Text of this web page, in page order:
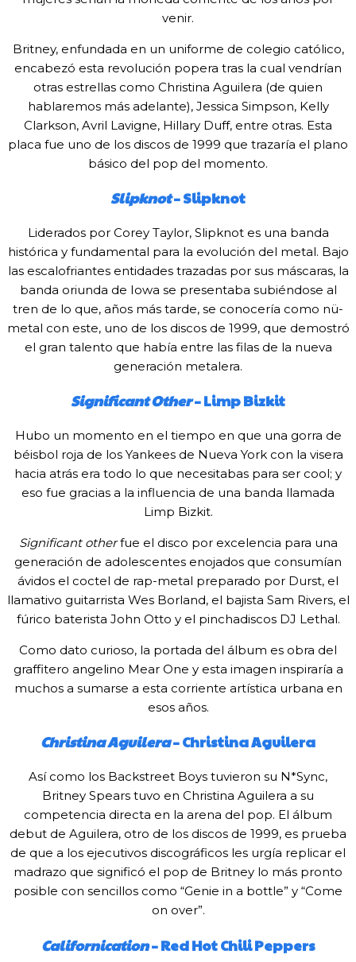
venir.
Britney, enfundada en un uniforme de colegio católico,
encabezó esta revolución popera tras la cual vendrían
otras estrellas como Christina Aguilera (de quien
hablaremos más adelante), Jessica Simpson, Kelly
Clarkson, Avril Lavigne, Hillary Duff, entre otras. Esta
placa fue uno de los discos de 1999 que trazaría el plano
básico del pop del momento.
Slipknot– Slipknot
Liderados por Corey Taylor, Slipknot es una banda
histórica y fundamental para la evolución del metal. Bajo
las escalofriantes entidades trazadas por sus máscaras, la
banda oriunda de Iowa se presentaba subiéndose al
tren de lo que, años más tarde, se conocería como nü-
metal con este, uno de los discos de 1999, que demostró
el gran talento que había entre las filas de la nueva
generación metalera.
Significant Other– Limp Bizkit
Hubo un momento en el tiempo en que una gorra de
béisbol roja de los Yankees de Nueva York con la visera
hacia atrás era todo lo que necesitabas para ser cool; y
eso fue gracias a la influencia de una banda llamada
Limp Bizkit.
Significant otherfue el disco por excelencia para una
generación de adolescentes enojados que consumían
ávidos el coctel de rap-metal preparado por Durst, el
llamativo guitarrista Wes Borland, el bajista Sam Rivers, el
fúrico baterista John Otto y el pinchadiscos DJ Lethal.
Como dato curioso, la portada del álbum es obra del
graffitero angelino Mear One y esta imagen inspiraría a
muchos a sumarse a esta corriente artística urbana en
esos años.
Christina Aguilera– Christina Aguilera
Así como los Backstreet Boys tuvieron su N*Sync,
Britney Spears tuvo en Christina Aguilera a su
competencia directa en la arena del pop. El álbum
debut de Aguilera, otro de los discos de 1999, es prueba
de que a los ejecutivos discográficos les urgía replicar el
madrazo que significó el pop de Britney lo más pronto
posible con sencillos como “Genie in a bottle” y “Come
on over”.
Californication– Red Hot Chili Peppers